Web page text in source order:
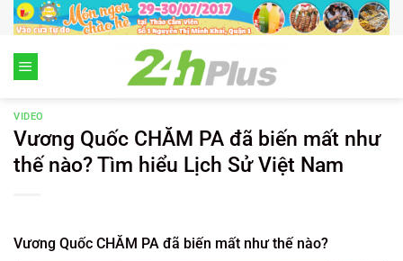
Chuyển
đến
nội
dung
VIDEO
Vương Quốc CHĂM PA đã biến mất như
thế nào? Tìm hiểu Lịch Sử Việt Nam
Vương Quốc CHĂM PA đã biến mất như thế nào?